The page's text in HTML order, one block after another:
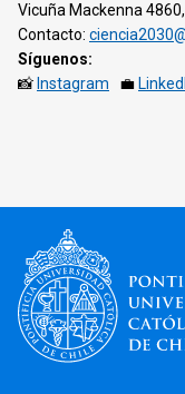
Vicuña Mackenna
Contacto:
Síguenos:
📸 Instagram 💼